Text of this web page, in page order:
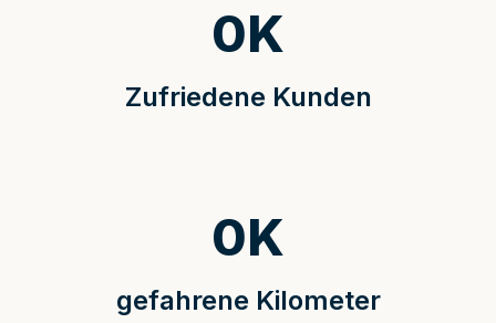
Zufriedene Kunden
0K
gefahrene Kilometer
0K